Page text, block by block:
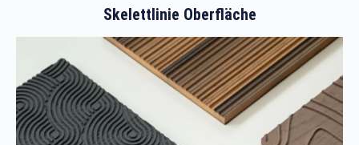
Skelettlinie Oberfläche